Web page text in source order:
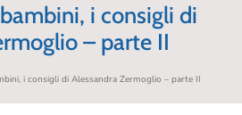
BLOG
i consigli di
– parte II
i consigli di Alessandra Zermoglio – parte II